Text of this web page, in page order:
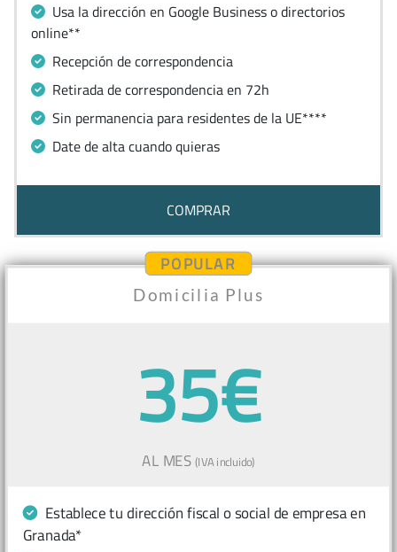
Usa la dirección en Google Business o directorios
online**
Recepción de correspondencia
Retirada de correspondencia en 72h
Sin permanencia para residentes de la UE****
Date de alta cuando quieras
COMPRAR
POPULAR
Domicilia Plus
35€
AL MES(IVA incluido)
Establece tu dirección fiscal o social de empresa en
Granada*